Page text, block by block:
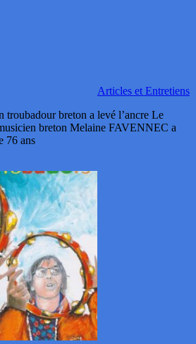
Articles et Entretiens
breton a levé l’ancre Le
breton Melaine FAVENNEC a
76 ans